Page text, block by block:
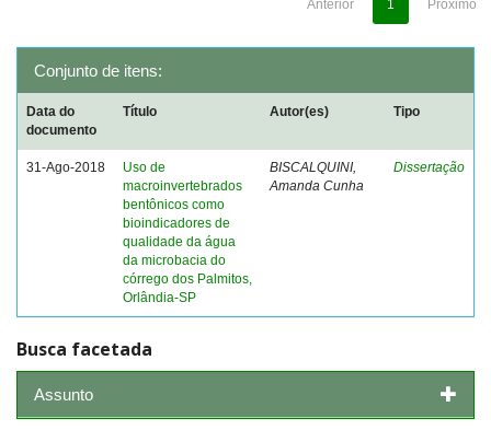
Anterior 1 Próximo
Conjunto de itens:
Data do
documento
Título Autor(es) Tipo
31-Ago-2018
Uso de
macroinvertebrados
bentônicos como
bioindicadores de
qualidade da água
da microbacia do
córrego dos Palmitos,
Orlândia-SP
BISCALQUINI,
Amanda Cunha
Dissertação
Busca facetada
Assunto